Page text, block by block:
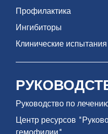
Профилактика
Ингибиторы
Клинические испытания
Руководство по
Центр ресурсов